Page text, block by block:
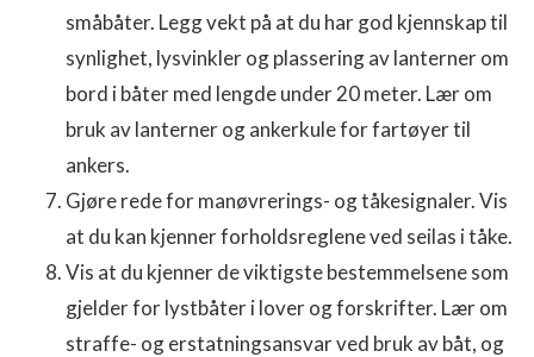
småbåter. Legg vekt på at du har god kjennskap til
synlighet, lysvinkler og plassering av lanterner om
bord i båter med lengde under 20 meter. Lær om
bruk av lanterner og ankerkule for fartøyer til
ankers.
Gjøre rede for manøvrerings- og tåkesignaler. Vis
at du kan kjenner forholdsreglene ved seilas i tåke.
Vis at du kjenner de viktigste bestemmelsene som
gjelder for lystbåter i lover og forskrifter. Lær om
straffe- og erstatningsansvar ved bruk av båt, og